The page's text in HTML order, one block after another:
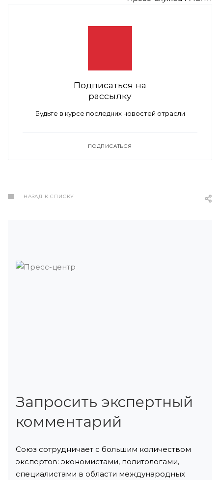
Подписаться на
рассылку
Будьте в курсе последних новостей отрасли
ПОДПИСАТЬСЯ
НАЗАД К СПИСКУ
Запросить экспертный
комментарий
Союз сотрудничает с большим количеством
экспертов: экономистами, политологами,
специалистами в области международных